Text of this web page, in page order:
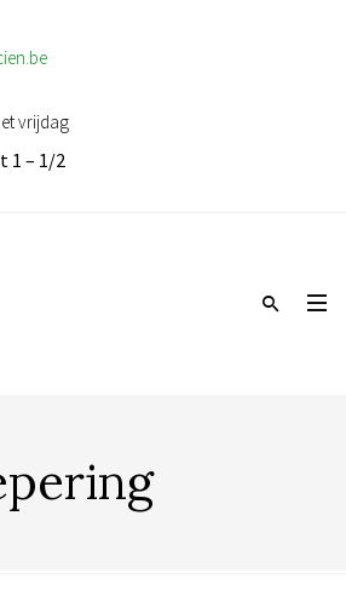
vrijdag
1 – 1/2